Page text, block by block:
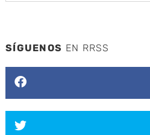
SÍGUENOS EN RRSS